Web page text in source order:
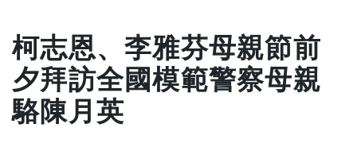
柯志恩、李雅芬母親節前
夕拜訪全國模範警察母親
駱陳月英